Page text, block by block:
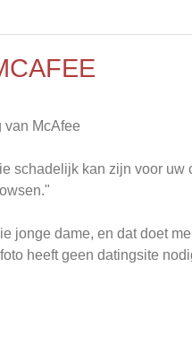
van McAfee
schadelijk kan zijn voor uw
jonge dame, en dat doet
heeft geen datingsite